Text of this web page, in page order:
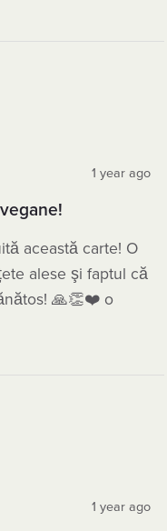
1 year ago
această carte! O
alese şi faptul că
🙏👏❤️ o
1 year ago